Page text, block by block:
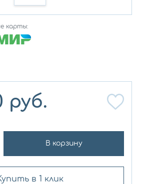
карты:
руб.
В корзину
в 1 клик